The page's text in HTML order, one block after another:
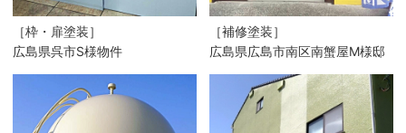
［枠・扉塗装］
広島県呉市S様物件
［補修塗装］
広島県広島市南区南蟹屋M様邸